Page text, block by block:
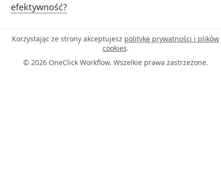
efektywność?
Korzystając ze strony akceptujesz politykę prywatności i plików
cookies.
© 2026 OneClick Workflow. Wszelkie prawa zastrzeżone.